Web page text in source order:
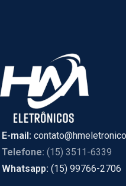
E-mail:
Telefone: (15) 3511-6339
Whatsapp: (15) 99766-2706